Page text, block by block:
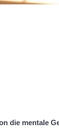
die mentale